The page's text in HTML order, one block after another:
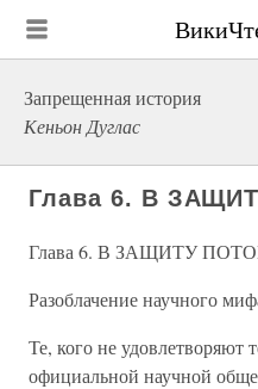
Запрещенная история
Кеньон Дуглас
Глава 6. В
Глава 6. В ЗАЩИТУ
Разоблачение научного
Те, кого не
официальной научной